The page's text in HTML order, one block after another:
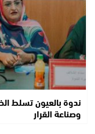
ندوة بالعيون تسلط
وصناعة القرار